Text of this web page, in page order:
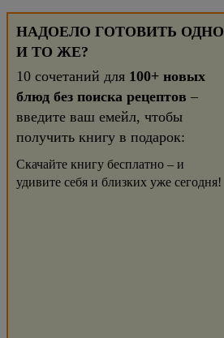
НАДОЕЛО ГОТОВИТЬ ОДНО
И ТО ЖЕ?
10 сочетаний для 100+ новых
блюд без поиска рецептов –
введите ваш емейл, чтобы
получить книгу в подарок:
Скачайте книгу бесплатно – и
удивите себя и близких уже сегодня!